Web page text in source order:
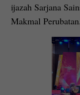
ijazah Sarjana
Makmal Perubatan.